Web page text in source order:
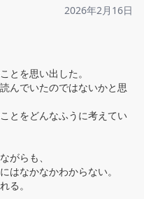
2026年2月16日
とを思い出した。
んでいたのではないかと思
とをどんなふうに考えてい
がらも、
はなかなかわからない。
る。